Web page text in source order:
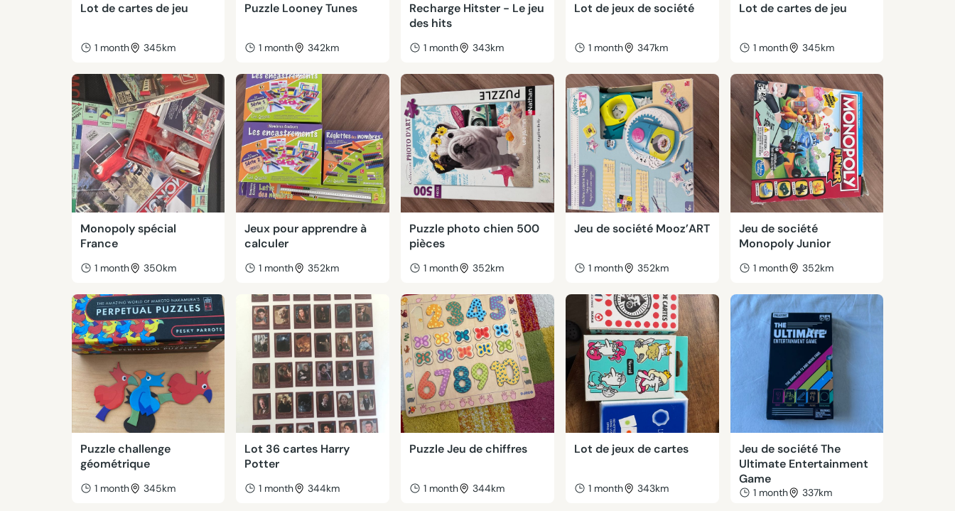
Lot de cartes de jeu
1 month 345km
Puzzle Looney Tunes
1 month 342km
Recharge Hitster - Le jeu
des hits
1 month 343km
Lot de jeux de société
1 month 347km
Lot de cartes de jeu
1 month 345km
Monopoly spécial
France
1 month 350km
Jeux pour apprendre à
calculer
1 month 352km
Puzzle photo chien 500
pièces
1 month 352km
Jeu de société Mooz’ART
1 month 352km
Jeu de société
Monopoly Junior
1 month 352km
Puzzle challenge
géométrique
1 month 345km
Lot 36 cartes Harry
Potter
1 month 344km
Puzzle Jeu de chiffres
1 month 344km
Lot de jeux de cartes
1 month 343km
Jeu de société The
Ultimate Entertainment
Game
1 month 337km